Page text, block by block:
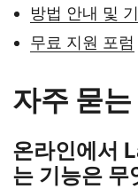
방법 안내 및
무료 지원 포럼
자주 묻
온라인에서
는 기능은 무